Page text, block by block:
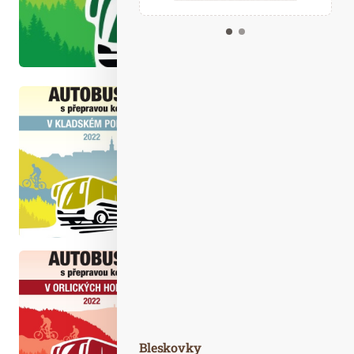
Kalendář událostí
Odebírejte náš newsletter
Bleskovky